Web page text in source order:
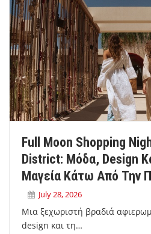
Full Moon Shopping
District: Μόδα, Design
Μαγεία Κάτω Από Την
July 28, 2026
Μια ξεχωριστή βραδιά
design και τη…